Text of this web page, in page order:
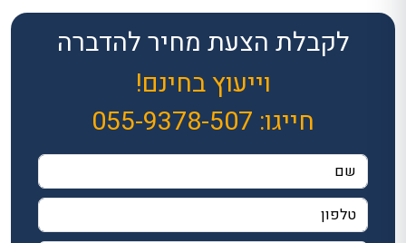
לקבלת הצעת מחיר להדברה
וייעוץ בחינם!
חייגו: 055-9378-507